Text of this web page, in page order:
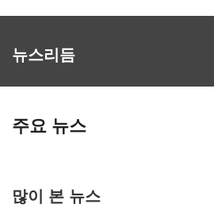
뉴스리듬
주요 뉴스
많이 본 뉴스